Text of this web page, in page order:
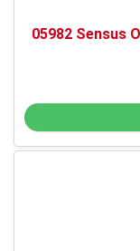
05982 Sensus